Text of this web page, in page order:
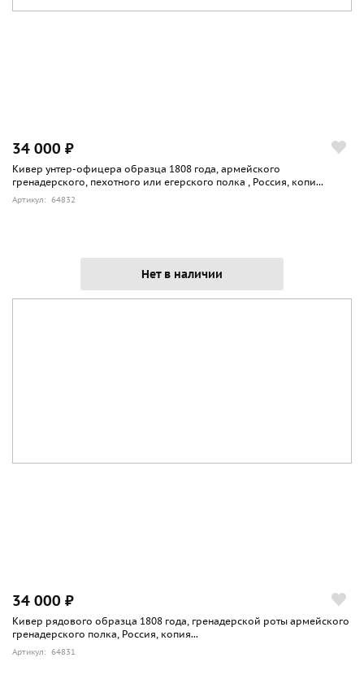
34 000 ₽
Кивер унтер-офицера образца 1808 года, армейского
гренадерского, пехотного или егерского полка , Россия, копи...
Артикул: 64832
Нет в наличии
34 000 ₽
Кивер рядового образца 1808 года, гренадерской роты армейского
гренадерского полка, Россия, копия...
Артикул: 64831